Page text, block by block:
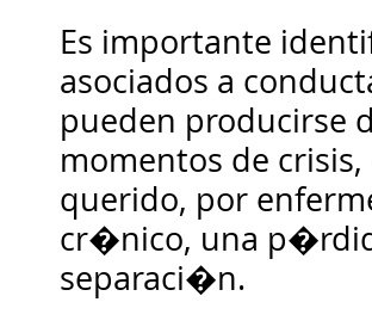
Es importante
asociados a
pueden producirse
momentos de
querido, por
cr�nico, una
separaci�n.